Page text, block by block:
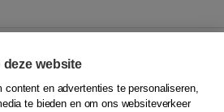
website
content en advertenties te personaliseren,
te bieden en om ons websiteverkeer